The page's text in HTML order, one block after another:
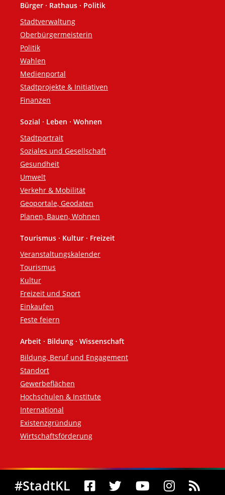
Fußzeile
Bürger · Rathaus · Politik
Stadtverwaltung
Oberbürgermeisterin
Politik
Wahlen
Medienportal
Stadtprojekte & Initiativen
Finanzen
Sozial · Leben · Wohnen
Stadtportrait
Soziales und Gesellschaft
Gesundheit
Umwelt
Verkehr & Mobilität
Geoportale, Geodaten
Planen, Bauen, Wohnen
Tourismus · Kultur · Freizeit
Veranstaltungskalender
Tourismus
Kultur
Freizeit und Sport
Einkaufen
Feste feiern
Arbeit · Bildung · Wissenschaft
Bildung, Beruf und Engagement
Standort
Gewerbeflächen
Hochschulen & Institute
International
Existenzgründung
Wirtschaftsförderung
Social Media
#StadtKL